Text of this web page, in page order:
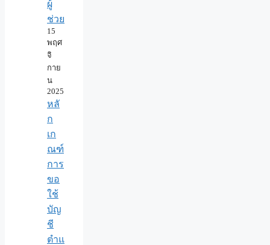
ผู้
ช่วย
15
พฤศ
จิ
กาย
น
2025
หลั
ก
เก
ณฑ์
การ
ขอ
ใช้
บัญ
ชี
ตำแ